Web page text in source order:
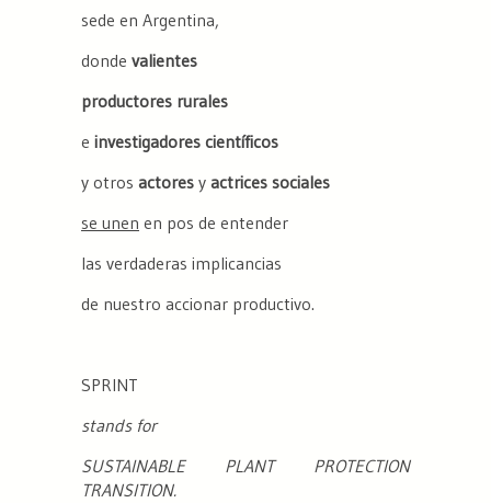
sede en Argentina,
donde valientes
productores rurales
e investigadores científicos
y otros actores y actrices sociales
se unen en pos de entender
las verdaderas implicancias
de nuestro accionar productivo.
SPRINT
stands for
SUSTAINABLE PLANT PROTECTION
TRANSITION.